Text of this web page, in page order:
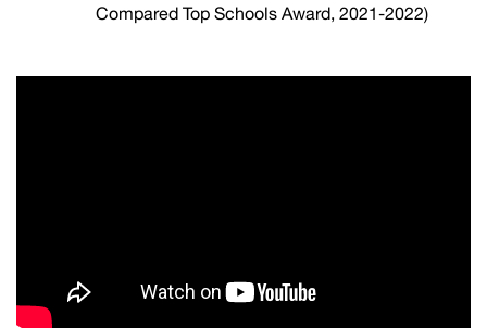
Compared Top Schools Award, 2021-2022)